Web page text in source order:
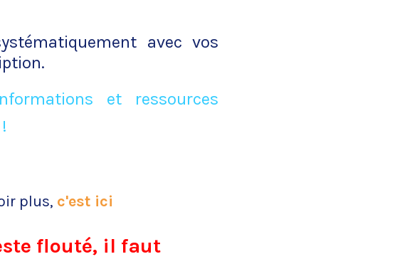
avec vos
et ressources
plus, c'est ici
flouté, il faut